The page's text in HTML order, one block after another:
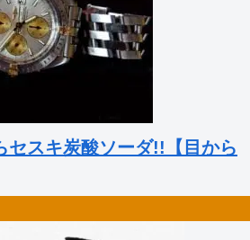
セスキ炭酸ソーダ!!【目から